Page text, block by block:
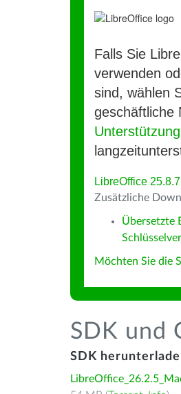
Falls Sie
verwenden
sind, wählen
geschäftliche
LibreOffice
Zusätzliche
Übersetzte
Möchten Sie die
SDK und
SDK